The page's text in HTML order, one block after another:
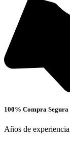
100% Compra Segura
Años de